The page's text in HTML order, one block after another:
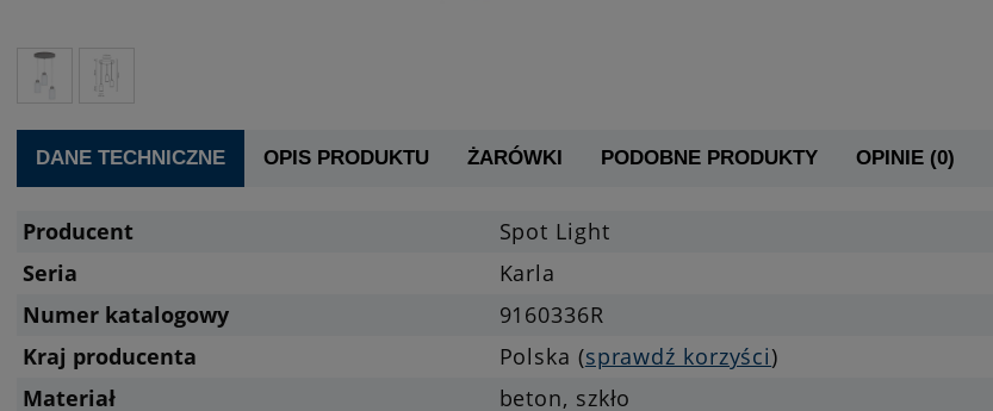
DANE TECHNICZNE OPIS PRODUKTU ŻARÓWKI PODOBNE PRODUKTY OPINIE (0)
Producent
Spot Light
Seria
Karla
Numer katalogowy
9160336R
Kraj producenta
Polska (sprawdź korzyści)
Materiał
beton, szkło